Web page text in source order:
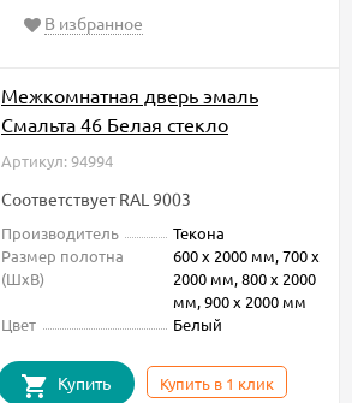
В избранное
Межкомнатная дверь эмаль
Смальта 46 Белая стекло
Артикул: 94994
Соответствует RAL 9003
Производитель
Текона
Размер полотна
(ШxВ)
600 х 2000 мм, 700 х
2000 мм, 800 х 2000
мм, 900 х 2000 мм
Цвет
Белый
Купить Купить в 1 клик